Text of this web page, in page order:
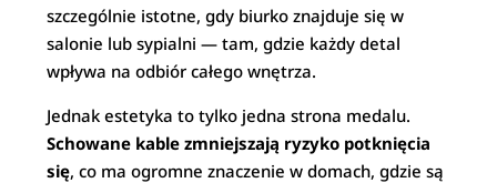
szczególnie istotne, gdy biurko znajduje się w
salonie lub sypialni — tam, gdzie każdy detal
wpływa na odbiór całego wnętrza.
Jednak estetyka to tylko jedna strona medalu.
Schowane kable zmniejszają ryzyko potknięcia
się, co ma ogromne znaczenie w domach, gdzie są